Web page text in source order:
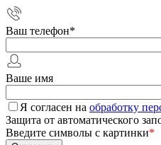
Ваш телефон*
Ваше имя
Я согласен на обработку
Защита от автоматического
Введите символы с картинки*